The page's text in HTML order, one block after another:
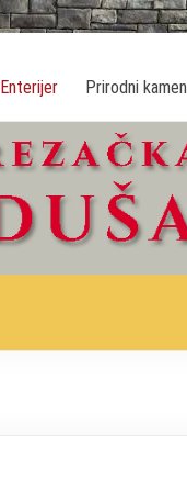
Enterijer Prirodni kamen